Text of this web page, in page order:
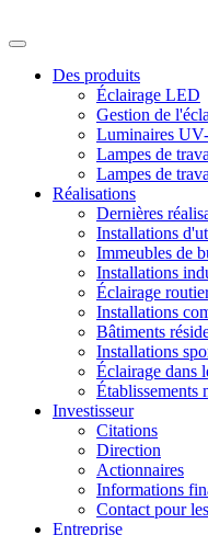
Des produits
Éclairage LED
Gestion de
Luminaires
Lampes de
Lampes de
Réalisations
Dernières
Installations
Immeubles de
Installations
Éclairage
Installations
Bâtiments
Installations
Éclairage dans
Établissements
Investisseur
Citations
Direction
Actionnaires
Informations
Contact pour
Entreprise